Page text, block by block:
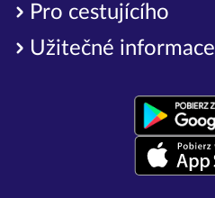
Pro cestujícího
Užitečné informace